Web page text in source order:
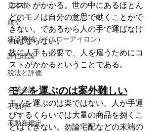
見本市
航空
建設機械（イエローアイロン）
評価理論
税法と評価
企業会計
不動産
不動産鑑定
コストがかかる。世の中にあるほとん
どのモノは自分の意思で動くことがで
きない。であるから人の手で運ばなけ
ればならない。
故に人手も必要で、人を雇うためにコ
ストがかかるということである。
モノを運ぶのは案外難しい
モノを運ぶのは楽ではない。人が手運
びするくらいでは大量の商品を捌くこ
とはできない。勿論宅配などの末端の